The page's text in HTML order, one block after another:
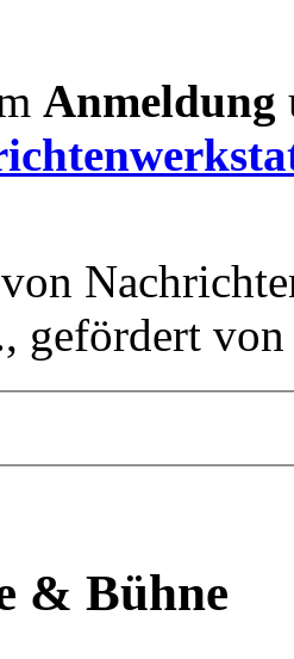
Anmeldung
gefördert
& Bühne